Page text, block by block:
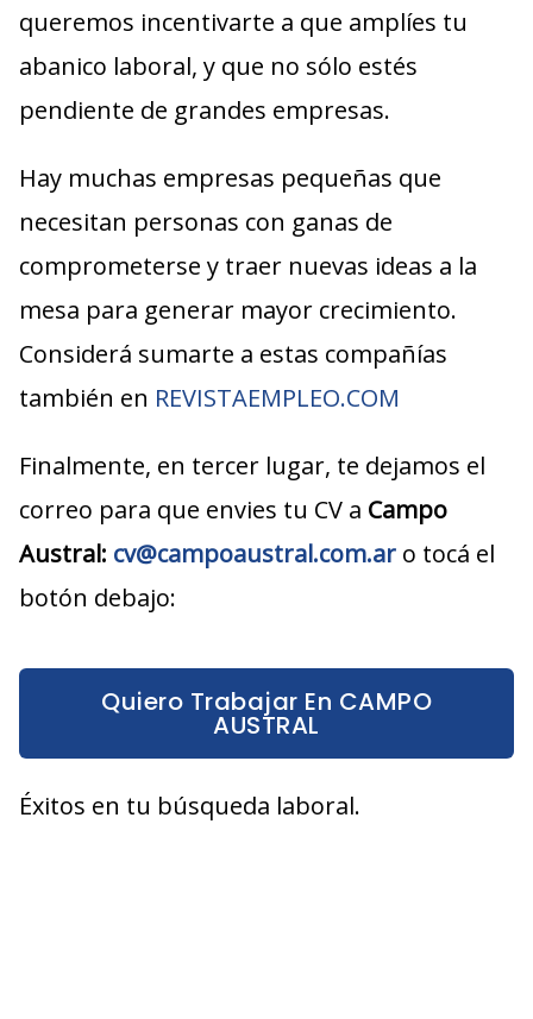
queremos incentivarte a que amplíes tu
abanico laboral, y que no sólo estés
pendiente de grandes empresas.
Hay muchas empresas pequeñas que
necesitan personas con ganas de
comprometerse y traer nuevas ideas a la
mesa para generar mayor crecimiento.
Considerá sumarte a estas compañías
también en REVISTAEMPLEO.COM
Finalmente, en tercer lugar, te dejamos el
correo para que envies tu CV a Campo
Austral: cv@campoaustral.com.ar o tocá el
botón debajo:
Quiero Trabajar En CAMPO
AUSTRAL
Éxitos en tu búsqueda laboral.